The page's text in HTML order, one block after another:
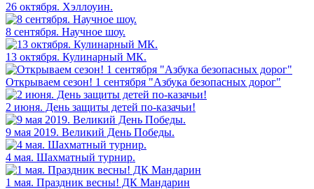
26 октября. Хэллоуин.
8 сентября. Научное шоу.
13 октября. Кулинарный МК.
Открываем сезон! 1 сентября "Азбука безопасных дорог"
2 июня. День защиты детей по-казачьи!
9 мая 2019. Великий День Победы.
4 мая. Шахматный турнир.
1 мая. Праздник весны! ДК Мандарин